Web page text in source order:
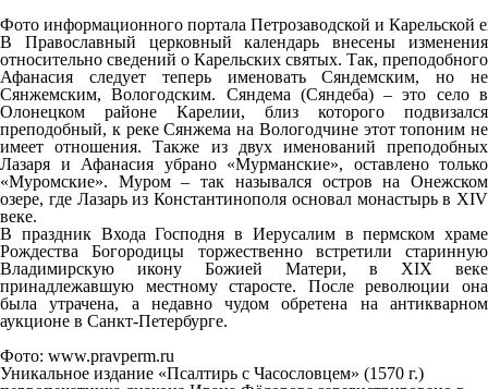
Фото информационного портала Петрозаводской и Карельской
В Православный церковный календарь внесены изменения
относительно сведений о Карельских святых. Так, преподобного
Афанасия следует теперь именовать Сяндемским, но не
Сянжемским, Вологодским. Сяндема (Сяндеба) – это село в
Олонецком районе Карелии, близ которого подвизался
преподобный, к реке Сянжема на Вологодчине этот топоним не
имеет отношения. Также из двух именований преподобных
Лазаря и Афанасия убрано «Мурманские», оставлено только
«Муромские». Муром – так назывался остров на Онежском
озере, где Лазарь из Константинополя основал монастырь в XIV
веке.
В праздник Входа Господня в Иерусалим в пермском храме
Рождества Богородицы торжественно встретили старинную
Владимирскую икону Божией Матери, в XIX веке
принадлежавшую местному старосте. После революции она
была утрачена, а недавно чудом обретена на антикварном
аукционе в Санкт-Петербурге.
Фото: www.pravperm.ru
Уникальное издание «Псалтирь с Часословцем» (1570 г.)